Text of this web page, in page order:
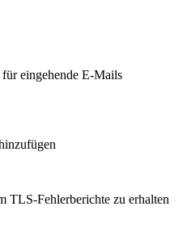
eingehende E-Mails
TLS-Fehlerberichte zu erhalten